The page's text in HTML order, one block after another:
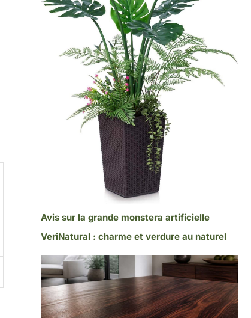
Avis sur la grande monstera artificielle
VeriNatural : charme et verdure au naturel